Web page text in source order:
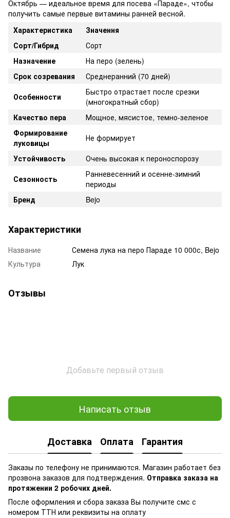
Октябрь — идеальное время для посева «Параде», чтобы
получить самые первые витамины ранней весной.
Характеристика
Значення
Сорт/Гибрид
Сорт
Назначение
На перо (зелень)
Срок созревания
Среднеранний (70 дней)
Особенности
Быстро отрастает после срезки
(многократный сбор)
Качество пера
Мощное, мясистое, темно-зеленое
Формирование
луковицы
Не формирует
Устойчивость
Очень высокая к пероноспорозу
Сезонность
Ранневесенний и осенне-зимний
периоды
Бренд
Bejo
Характеристики
Название
Семена лука на перо Параде 10 000с, Bejo
Культура
Лук
Отзывы
Добавьте первый отзыв
Написать отзыв
Доставка Оплата Гарантия
Заказы по телефону не принимаются. Магазин работает без
прозвона заказов для подтверждения. Отправка заказа на
протяжении 2 робочих дней.
После оформления и сбора заказа Вы получите смс с
номером ТТН или реквизиты на оплату